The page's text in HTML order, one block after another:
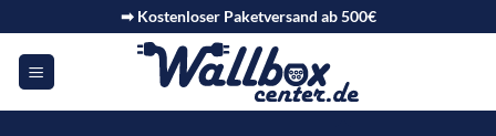
➡ Kostenloser Paketversand ab 500€